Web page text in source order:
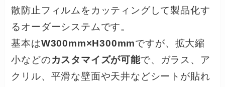
散防止フィルムをカッティングして製品化す
るオーダーシステムです。
基本はW300mm×H300mmですが、拡大縮
小などのカスタマイズが可能で、ガラス、ア
クリル、平滑な壁面や天井などシートが貼れ